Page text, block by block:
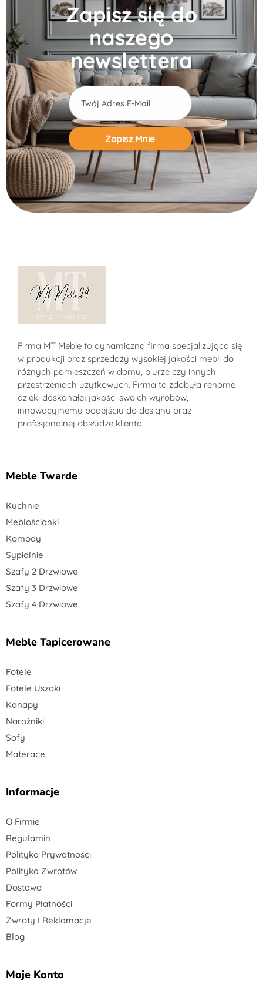
Zapisz się do
naszego
newslettera
Alternative:
Firma MT Meble to dynamiczna firma specjalizująca się
w produkcji oraz sprzedaży wysokiej jakości mebli do
różnych pomieszczeń w domu, biurze czy innych
przestrzeniach użytkowych. Firma ta zdobyła renomę
dzięki doskonałej jakości swoich wyrobów,
innowacyjnemu podejściu do designu oraz
profesjonalnej obsłudze klienta.
Meble Twarde
Kuchnie
Meblościanki
Komody
Sypialnie
Szafy 2 Drzwiowe
Szafy 3 Drzwiowe
Szafy 4 Drzwiowe
Meble Tapicerowane
Fotele
Fotele Uszaki
Kanapy
Narożniki
Sofy
Materace
Informacje
O Firmie
Regulamin
Polityka Prywatności
Polityka Zwrotów
Dostawa
Formy Płatności
Zwroty I Reklamacje
Blog
Moje Konto